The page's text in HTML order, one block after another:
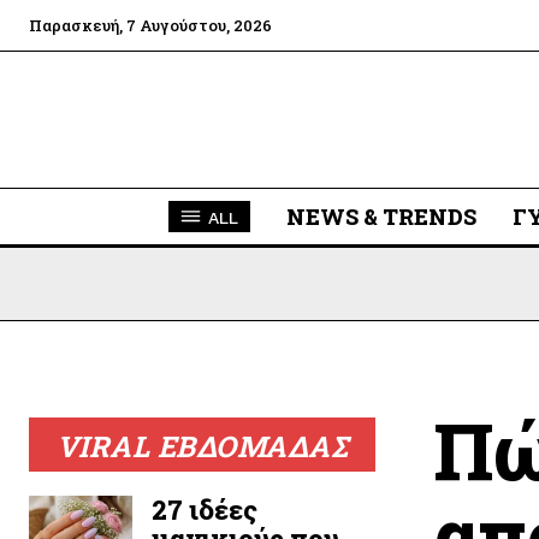
Παρασκευή, 7 Αυγούστου, 2026
ALL NEWS & TRENDS
VIRAL ΕΒΔΟΜΑΔΑΣ
27 ιδέες